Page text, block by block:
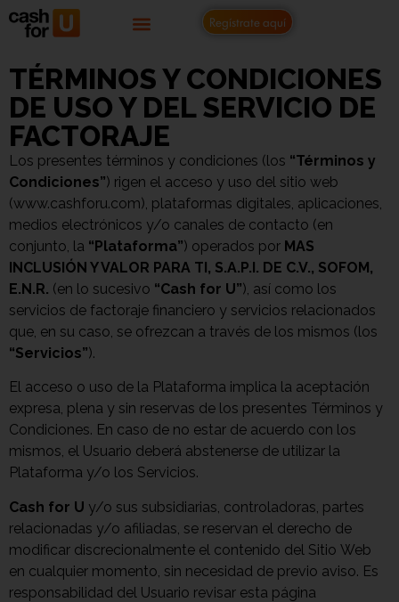
Regístrate aquí
TÉRMINOS Y CONDICIONES
DE USO Y DEL SERVICIO DE
FACTORAJE
Los presentes términos y condiciones (los “Términos y
Condiciones”) rigen el acceso y uso del sitio web
(www.cashforu.com), plataformas digitales, aplicaciones,
medios electrónicos y/o canales de contacto (en
conjunto, la “Plataforma”) operados por MAS
INCLUSIÓN Y VALOR PARA TI, S.A.P.I. DE C.V., SOFOM,
E.N.R. (en lo sucesivo “Cash for U”), así como los
servicios de factoraje financiero y servicios relacionados
que, en su caso, se ofrezcan a través de los mismos (los
“Servicios”).
El acceso o uso de la Plataforma implica la aceptación
expresa, plena y sin reservas de los presentes Términos y
Condiciones. En caso de no estar de acuerdo con los
mismos, el Usuario deberá abstenerse de utilizar la
Plataforma y/o los Servicios.
Cash for U y/o sus subsidiarias, controladoras, partes
relacionadas y/o afiliadas, se reservan el derecho de
modificar discrecionalmente el contenido del Sitio Web
en cualquier momento, sin necesidad de previo aviso. Es
responsabilidad del Usuario revisar esta página